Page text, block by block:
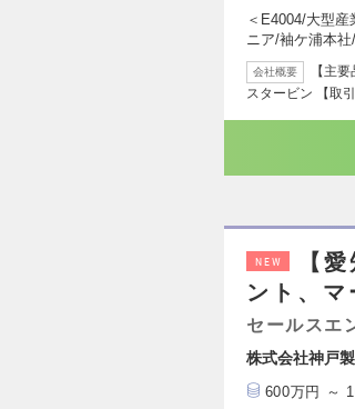
＜E4004/大型
ニア/袖ケ浦本
会社概要
【主
スタービン 【取
NEW
【
ント、
セールスエ
株式会社神戸
600万円 ～